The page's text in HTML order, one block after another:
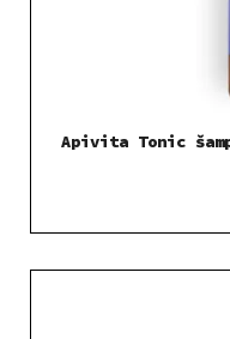
Apivita Tonic